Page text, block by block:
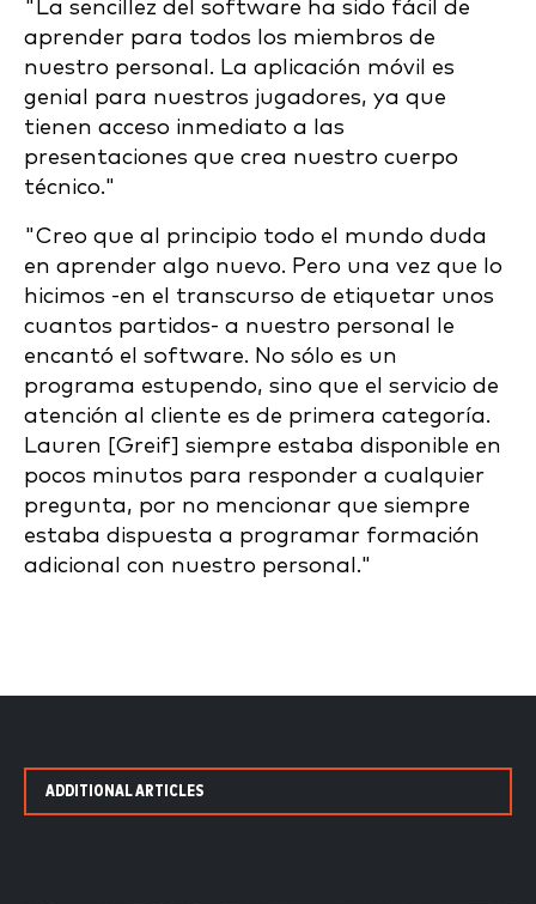
"La sencillez del software ha sido fácil de
aprender para todos los miembros de
nuestro personal. La aplicación móvil es
genial para nuestros jugadores, ya que
tienen acceso inmediato a las
presentaciones que crea nuestro cuerpo
técnico."
"Creo que al principio todo el mundo duda
en aprender algo nuevo. Pero una vez que lo
hicimos -en el transcurso de etiquetar unos
cuantos partidos- a nuestro personal le
encantó el software. No sólo es un
programa estupendo, sino que el servicio de
atención al cliente es de primera categoría.
Lauren [Greif] siempre estaba disponible en
pocos minutos para responder a cualquier
pregunta, por no mencionar que siempre
estaba dispuesta a programar formación
adicional con nuestro personal."
ADDITIONAL ARTICLES